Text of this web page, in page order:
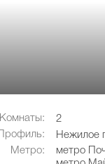
Комнаты:
2
Профиль:
Нежилое
Метро:
метро